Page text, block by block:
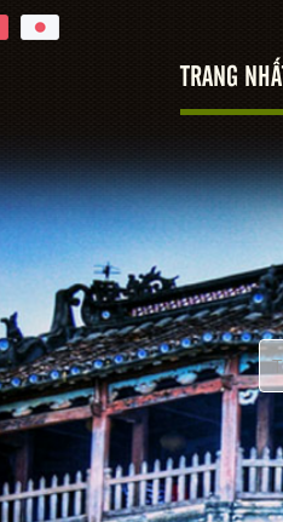
TRANG NHẤT